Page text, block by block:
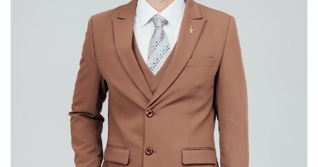
ข้อมูลความเชี่ยวชาญ